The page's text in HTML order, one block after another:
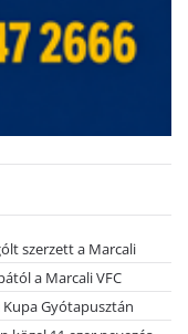
szerzett a Marcali
a Marcali VFC
Gyótapusztán